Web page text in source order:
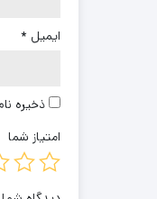
ایمیل *
ذخیره
امتیاز شما